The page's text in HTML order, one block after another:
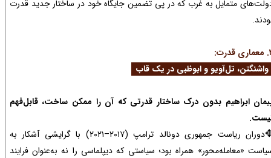
متمایل به غرب که در پی تضمین جایگاه خود در ساختار جدید قدرت
تل‌آویو و ابوظبی در یک قاب
ابراهیم بدون درک ساختار قدرتی که آن را ممکن ساخت، قابل‌فهم
دوران ریاست جمهوری دونالد ترامپ (۲۰۱۷–۲۰۲۱) با گرایشی آشکار به
«معامله‌محور» همراه بود؛ سیاستی که دیپلماسی را نه به‌عنوان فرایند